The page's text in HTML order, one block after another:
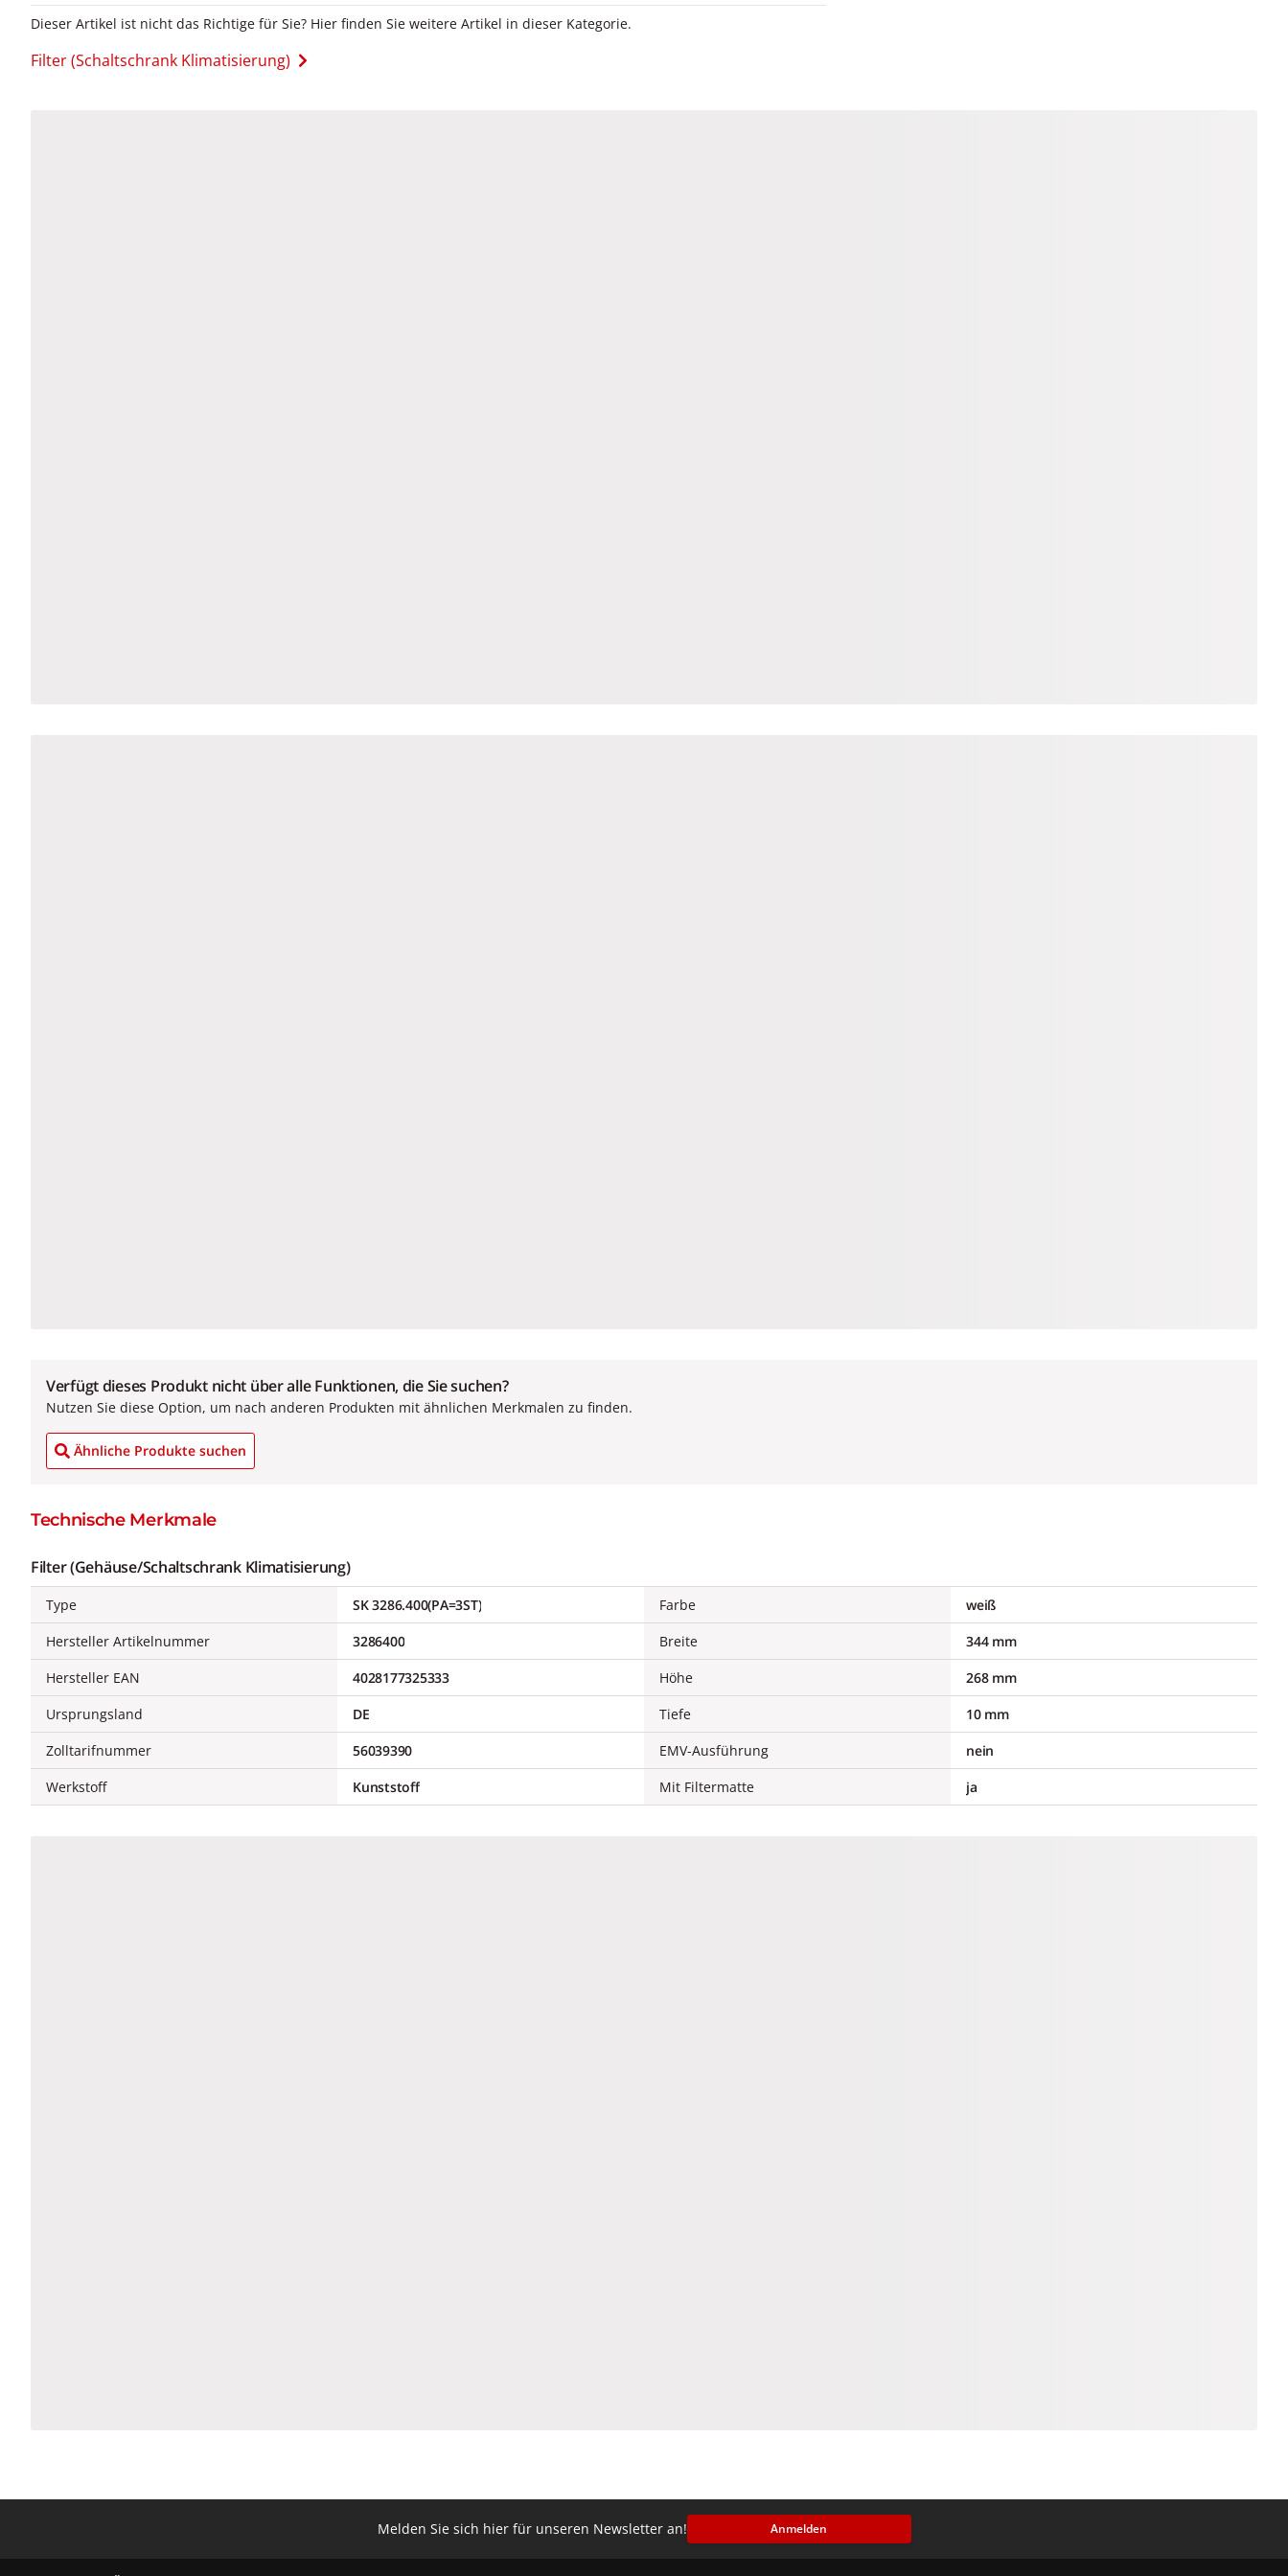
Dieser Artikel ist nicht das Richtige für Sie? Hier finden Sie weitere Artikel in dieser Kategorie.
Filter (Schaltschrank Klimatisierung)
Verfügt dieses Produkt nicht über alle Funktionen, die Sie suchen?
Nutzen Sie diese Option, um nach anderen Produkten mit ähnlichen Merkmalen zu finden.
Ähnliche Produkte suchen
Technische Merkmale
Filter (Gehäuse/Schaltschrank Klimatisierung)
Type
SK 3286.400(PA=3ST)
Hersteller Artikelnummer
3286400
Hersteller EAN
4028177325333
Ursprungsland
DE
Zolltarifnummer
56039390
Werkstoff
Kunststoff
Farbe
weiß
Breite
344 mm
Höhe
268 mm
Tiefe
10 mm
EMV-Ausführung
nein
Mit Filtermatte
ja
Melden Sie sich hier für unseren Newsletter an! Anmelden